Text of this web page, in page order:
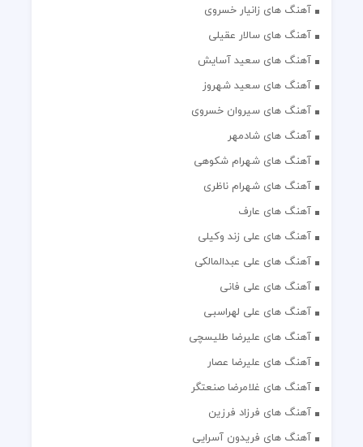
آهنگ های زانیار خسروی
آهنگ های سالار عقیلی
آهنگ های سعید آسایش
آهنگ های سعید شهروز
آهنگ های سیروان خسروی
آهنگ های شادمهر
آهنگ های شهرام شکوهی
آهنگ های شهرام ناظری
آهنگ های عارف
آهنگ های علی زند وکیلی
آهنگ های علی عبدالمالکی
آهنگ های علی فانی
آهنگ های علی لهراسبی
آهنگ های علیرضا طلیسچی
آهنگ های علیرضا عصار
آهنگ های غلامرضا صنعتگر
آهنگ های فرزاد فرزین
آهنگ های فریدون آسرایی